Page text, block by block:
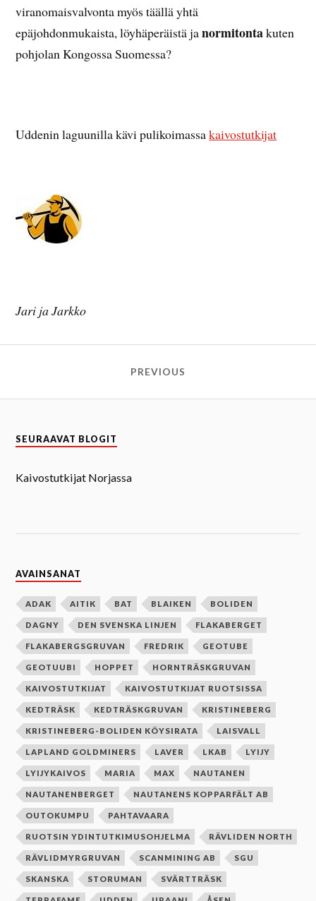
viranomaisvalvonta myös täällä yhtä
epäjohdonmukaista, löyhäperäistä janormitontakuten
pohjolan Kongossa Suomessa?
Uddenin laguunilla kävi pulikoimassakaivostutkijat
Jari ja Jarkko
PREVIOUS
SEURAAVAT BLOGIT
Kaivostutkijat Norjassa
AVAINSANAT
ADAK AITIK BAT BLAIKEN BOLIDEN
DAGNY DEN SVENSKA LINJEN FLAKABERGET
FLAKABERGSGRUVAN FREDRIK GEOTUBE
GEOTUUBI HOPPET HORNTRÄSKGRUVAN
KAIVOSTUTKIJAT KAIVOSTUTKIJAT RUOTSISSA
KEDTRÄSK KEDTRÄSKGRUVAN KRISTINEBERG
KRISTINEBERG-BOLIDEN KÖYSIRATA LAISVALL
LAPLAND GOLDMINERS LAVER LKAB LYIJY
LYIJYKAIVOS MARIA MAX NAUTANEN
NAUTANENBERGET NAUTANENS KOPPARFÄLT AB
OUTOKUMPU PAHTAVAARA
RUOTSIN YDINTUTKIMUSOHJELMA RÄVLIDEN NORTH
RÄVLIDMYRGRUVAN SCANMINING AB SGU
SKANSKA STORUMAN SVÄRTTRÄSK